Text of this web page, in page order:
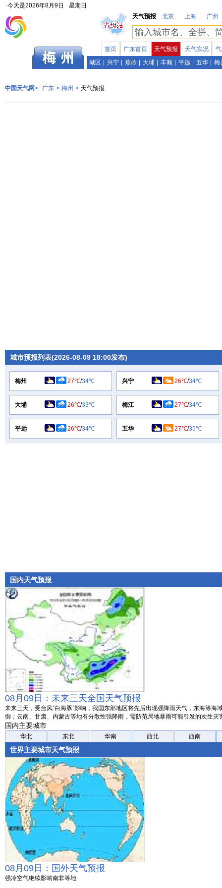
今天是2026年8月9日
星期日
天气预报
北京 上海 广州
首页 广东首页 天气预报 天气实况
城区
兴宁 蕉岭 大埔 丰顺 平远 五华 梅
中国天气网> 广东 > 梅州 > 天气预报
城市预报列表(2026-08-09 18:00发布)
梅州 27℃/34℃ 兴宁 26℃/34℃
大埔 26℃/33℃ 梅江 27℃/34℃
平远 26℃/34℃ 五华 27℃/35℃
国内天气预报
08月09日：未来三天全国天气预报
未来三天，受台风“白海豚”影响，我国东部地区将先后出现强降雨天气，东海等海
御；云南、甘肃、内蒙古等地有分散性强降雨，需防范局地暴雨可能引发的次生灾
国内主要城市
华北 东北 华南 西北 西南
世界主要城市天气预报
08月09日：国外天气预报
强冷空气继续影响南非等地
。